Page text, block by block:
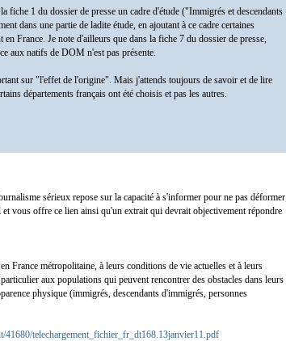
fiche 1 du dossier de presse un cadre d'étude ("Immigrés et descendants
dans une partie de ladite étude, en ajoutant à ce cadre certaines
en France. Je note d'ailleurs que dans la fiche 7 du dossier de presse,
aux natifs de DOM n'est pas présente.
sur "l'effet de l'origine". Mais j'attends toujours de savoir et de lire
départements français ont été choisis et pas les autres.
sérieux repose sur la capacité à s'informer pour ne pas déformer,
vous offre ce lien ainsi qu'un extrait qui devrait objectivement répondre
France métropolitaine, à leurs conditions de vie actuelles et à leurs
aux populations qui peuvent rencontrer des obstacles dans leurs
physique (immigrés, descendants d'immigrés, personnes
telechargement_fichier_fr_dt168.13janvier11.pdf